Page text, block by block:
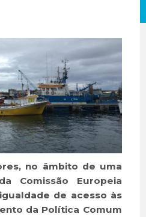
no âmbito de uma
Comissão Europeia
de acesso às
da Política Comum